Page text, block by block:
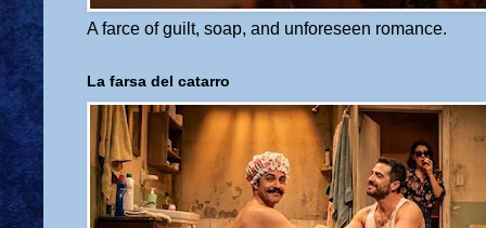
A farce of guilt, soap, and unforeseen romance.
La farsa del catarro